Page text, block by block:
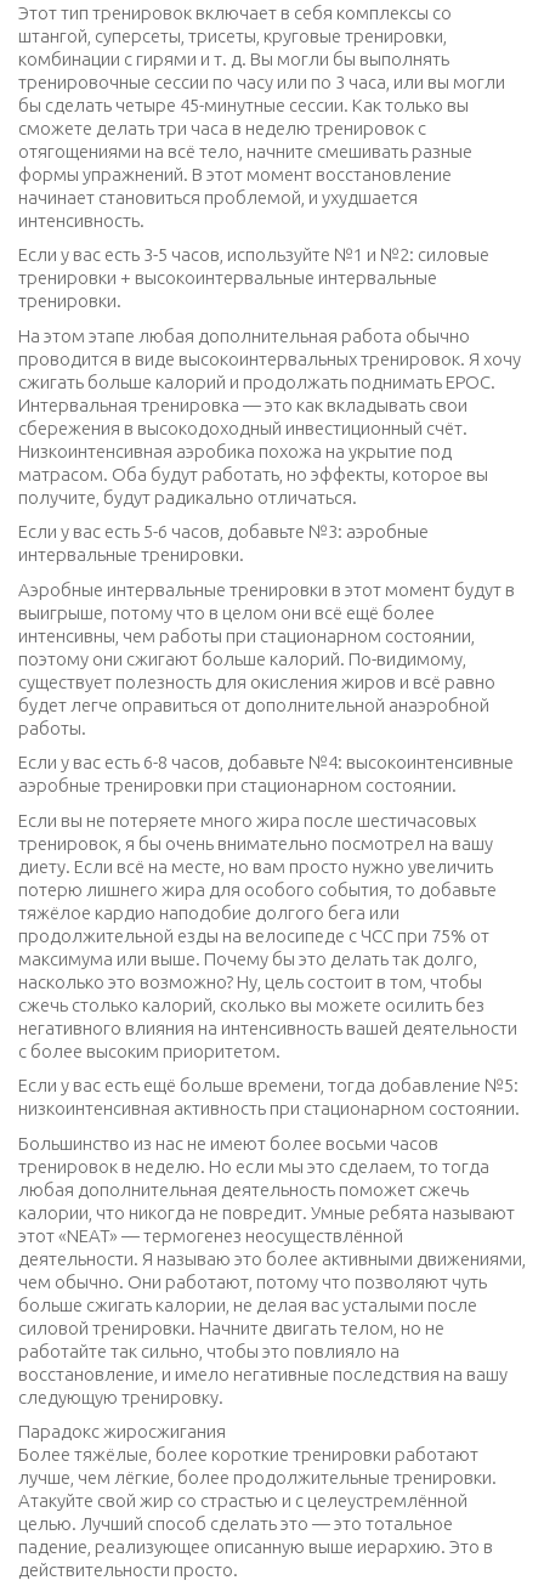
Этот тип тренировок включает в себя комплексы со
штангой, суперсеты, трисеты, круговые тренировки,
комбинации с гирями и т. д. Вы могли бы выполнять
тренировочные сессии по часу или по 3 часа, или вы могли
бы сделать четыре 45-минутные сессии. Как только вы
сможете делать три часа в неделю тренировок с
отягощениями на всё тело, начните смешивать разные
формы упражнений. В этот момент восстановление
начинает становиться проблемой, и ухудшается
интенсивность.
Если у вас есть 3-5 часов, используйте №1 и №2: силовые
тренировки + высокоинтервальные интервальные
тренировки.
На этом этапе любая дополнительная работа обычно
проводится в виде высокоинтервальных тренировок. Я хочу
сжигать больше калорий и продолжать поднимать EPOC.
Интервальная тренировка — это как вкладывать свои
сбережения в высокодоходный инвестиционный счёт.
Низкоинтенсивная аэробика похожа на укрытие под
матрасом. Оба будут работать, но эффекты, которое вы
получите, будут радикально отличаться.
Если у вас есть 5-6 часов, добавьте №3: аэробные
интервальные тренировки.
Аэробные интервальные тренировки в этот момент будут в
выигрыше, потому что в целом они всё ещё более
интенсивны, чем работы при стационарном состоянии,
поэтому они сжигают больше калорий. По-видимому,
существует полезность для окисления жиров и всё равно
будет легче оправиться от дополнительной анаэробной
работы.
Если у вас есть 6-8 часов, добавьте №4: высокоинтенсивные
аэробные тренировки при стационарном состоянии.
Если вы не потеряете много жира после шестичасовых
тренировок, я бы очень внимательно посмотрел на вашу
диету. Если всё на месте, но вам просто нужно увеличить
потерю лишнего жира для особого события, то добавьте
тяжёлое кардио наподобие долгого бега или
продолжительной езды на велосипеде с ЧСС при 75% от
максимума или выше. Почему бы это делать так долго,
насколько это возможно? Ну, цель состоит в том, чтобы
сжечь столько калорий, сколько вы можете осилить без
негативного влияния на интенсивность вашей деятельности
с более высоким приоритетом.
Если у вас есть ещё больше времени, тогда добавление №5:
низкоинтенсивная активность при стационарном состоянии.
Большинство из нас не имеют более восьми часов
тренировок в неделю. Но если мы это сделаем, то тогда
любая дополнительная деятельность поможет сжечь
калории, что никогда не повредит. Умные ребята называют
этот «NEAT» — термогенез неосуществлённой
деятельности. Я называю это более активными движениями,
чем обычно. Они работают, потому что позволяют чуть
больше сжигать калории, не делая вас усталыми после
силовой тренировки. Начните двигать телом, но не
работайте так сильно, чтобы это повлияло на
восстановление, и имело негативные последствия на вашу
следующую тренировку.
Парадокс жиросжигания
Более тяжёлые, более короткие тренировки работают
лучше, чем лёгкие, более продолжительные тренировки.
Атакуйте свой жир со страстью и с целеустремлённой
целью. Лучший способ сделать это — это тотальное
падение, реализующее описанную выше иерархию. Это в
действительности просто.